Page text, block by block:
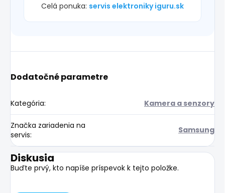
Celá ponuka: servis elektroniky iguru.sk
Dodatočné parametre
Kategória: Kamera a senzory
Značka zariadenia na
servis: Samsung
Diskusia
Buďte prvý, kto napíše príspevok k tejto položke.